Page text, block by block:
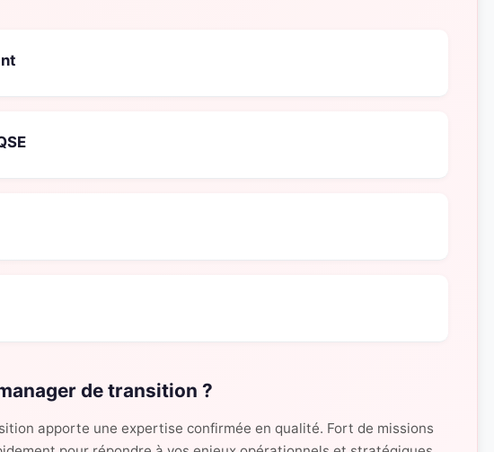
de transition ?
apporte une expertise confirmée en qualité. Fort de missions